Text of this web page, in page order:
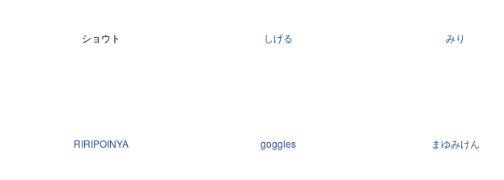
ショウト しげる みり
RIRIPOINYA goggles まゆみけん